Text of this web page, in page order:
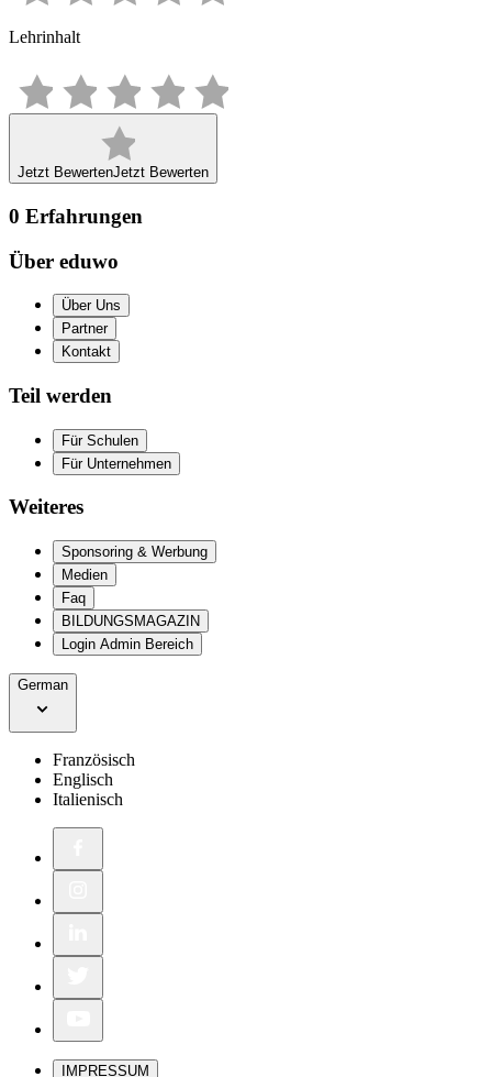
Lehrinhalt
Jetzt BewertenJetzt Bewerten
0 Erfahrungen
Über eduwo
Über Uns
Partner
Kontakt
Teil werden
Für Schulen
Für Unternehmen
Weiteres
Sponsoring & Werbung
Medien
Faq
BILDUNGSMAGAZIN
Login Admin Bereich
German
Französisch
Englisch
Italienisch
IMPRESSUM